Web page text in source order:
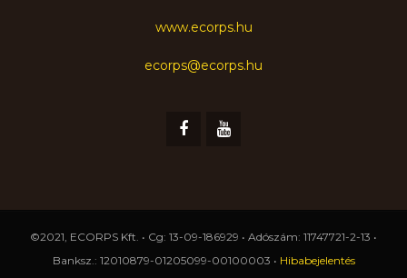
www.ecorps.hu
ecorps@ecorps.hu
©2021, ECORPS Kft. • Cg: 13-09-186929 • Adószám: 11747721-2-13 •
Banksz.: 12010879-01205099-00100003 • Hibabejelentés